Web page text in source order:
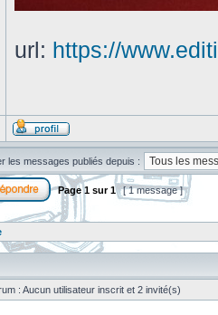
url: https://
les messages publiés depuis :
Page1 sur1 [ 1 message ]
: Aucun utilisateur inscrit et 2 invité(s)